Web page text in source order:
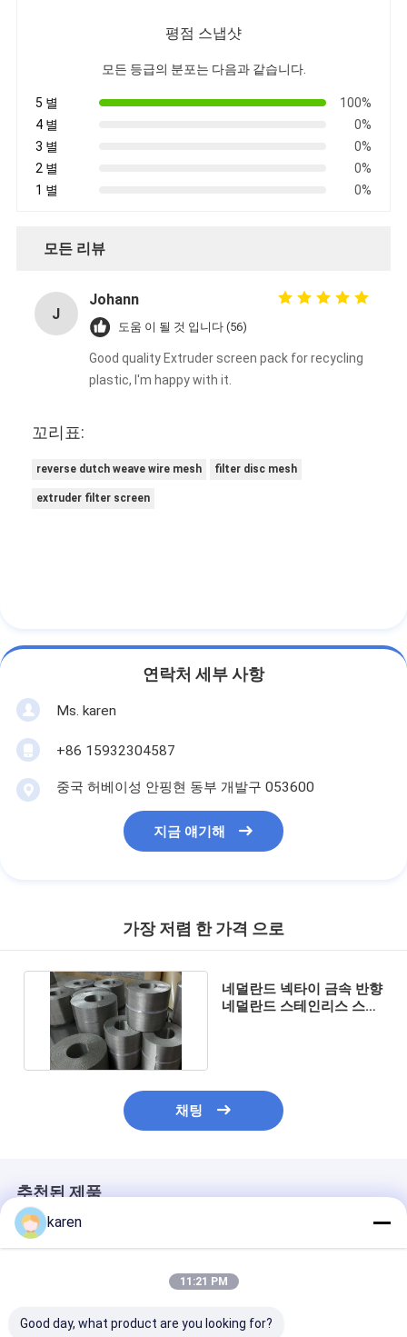
평점 스냅샷
모든 등급의 분포는 다음과 같습니다.
5 별
100%
4 별
0%
3 별
0%
2 별
0%
1 별
0%
모든 리뷰
J
Johann
도움 이 될 것 입니다 (56)
Good quality Extruder screen pack for recycling
plastic, I'm happy with it.
꼬리표:
reverse dutch weave wire mesh filter disc mesh
extruder filter screen
연락처 세부 사항
Ms. karen
+86 15932304587
중국 허베이성 안핑현 동부 개발구 053600
지금 얘기해
가장 저렴 한 가격 으로
네덜란드 넥타이 금속 반향
네덜란드 스테인리스 스틸
채팅
추천된 제품
karen
11:21 PM
Good day, what product are you looking for?